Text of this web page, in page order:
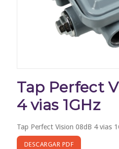
Tap Perfect
4 vias 1GHz
Tap Perfect Vision 08dB 4 vias
DESCARGAR PDF